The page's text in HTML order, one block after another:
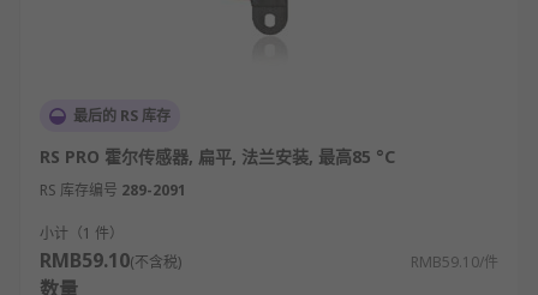
最后的 RS 库存
RS PRO 霍尔传感器, 扁平, 法兰安装, 最高85 °C
RS 库存编号 289-2091
小计（1 件）
RMB59.10(不含税) RMB59.10/件
数量